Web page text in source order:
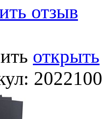
отзыв
открыть
2022100